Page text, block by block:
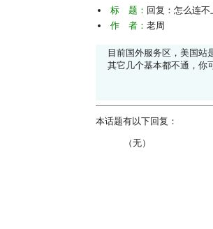
标 题： 回复：怎么连不
作 者： 老周
目前国外服务区，美国站
其它几个基本都不通，你
本话题有以下回复：
（无）